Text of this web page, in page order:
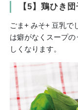
【5】鶏ひき
ごま+ みそ+ 豆乳で
は癖がなくスープ
しくなります。